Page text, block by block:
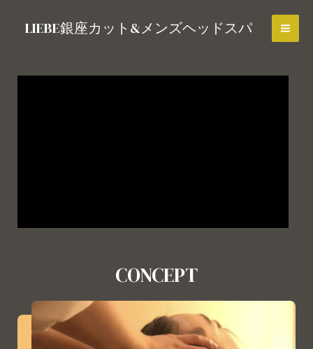
LIEBE銀座カット&メンズヘッドスパ
CONCEPT